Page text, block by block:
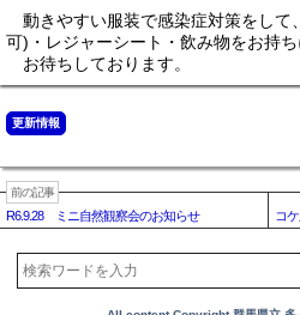
動きやすい服装で感染症対策をして
可)・レジャーシート・飲み物をお持ち
お待ちしております。
更新情報
前の記事
R6.9.28 ミニ自然観察会のお知らせ コ